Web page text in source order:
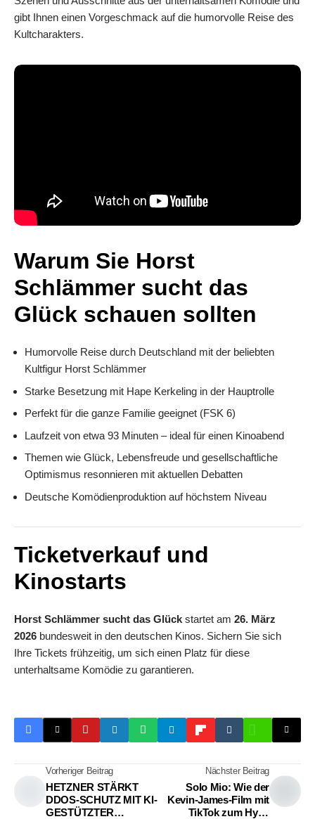
gibt Ihnen einen Vorgeschmack auf die humorvolle Reise des
Kultcharakters.
Warum Sie Horst
Schlämmer sucht das
Glück schauen sollten
Humorvolle Reise durch Deutschland mit der beliebten
Kultfigur Horst Schlämmer
Starke Besetzung mit Hape Kerkeling in der Hauptrolle
Perfekt für die ganze Familie geeignet (FSK 6)
Laufzeit von etwa 93 Minuten – ideal für einen Kinoabend
Themen wie Glück, Lebensfreude und gesellschaftliche
Optimismus resonnieren mit aktuellen Debatten
Deutsche Komödienproduktion auf höchstem Niveau
Ticketverkauf und
Kinostarts
Horst Schlämmer sucht das Glück startet am 26. März
2026 bundesweit in den deutschen Kinos. Sichern Sie sich
Ihre Tickets frühzeitig, um sich einen Platz für diese
unterhaltsame Komödie zu garantieren.
Vorheriger Beitrag
HETZNER STÄRKT
DDOS-SCHUTZ MIT KI-
GESTÜTZTER
Nächster Beitrag
Solo Mio: Wie der
Kevin-James-Film mit
TikTok zum Hype